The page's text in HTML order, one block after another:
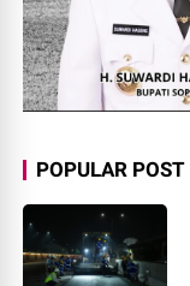
POPULAR POST